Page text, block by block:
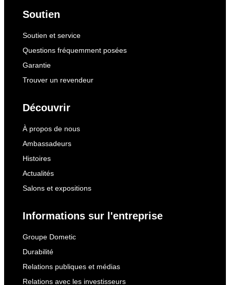
Soutien
Soutien et service
Questions fréquemment posées
Garantie
Trouver un revendeur
Découvrir
À propos de nous
Ambassadeurs
Histoires
Actualités
Salons et expositions
Informations sur l'entreprise
Groupe Dometic
Durabilité
Relations publiques et médias
Relations avec les investisseurs